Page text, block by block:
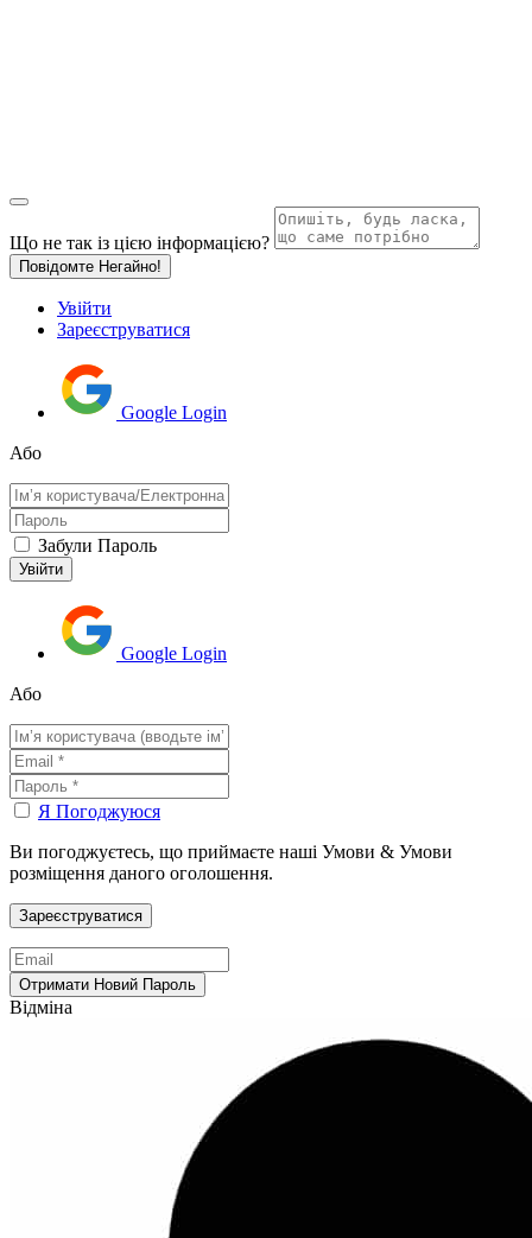
Що не так із цією інформацією?
Повідомте Негайно!
Увійти
Зареєструватися
Google Login
Або
Забули Пароль
Google Login
Або
Я Погоджуюся
Ви погоджуєтесь, що приймаєте наші Умови & Умови
розміщення даного оголошення.
Відміна